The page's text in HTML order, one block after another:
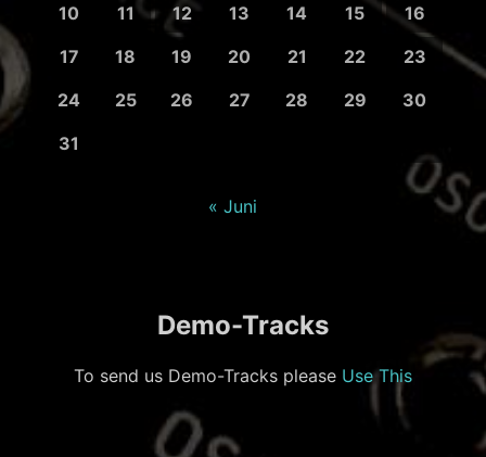
10
11 12 13 14 15
16
17
18 19 20 21 22
23
24
25 26 27 28 29
30
31
« Juni
Demo-Tracks
To send us Demo-Tracks please Use This